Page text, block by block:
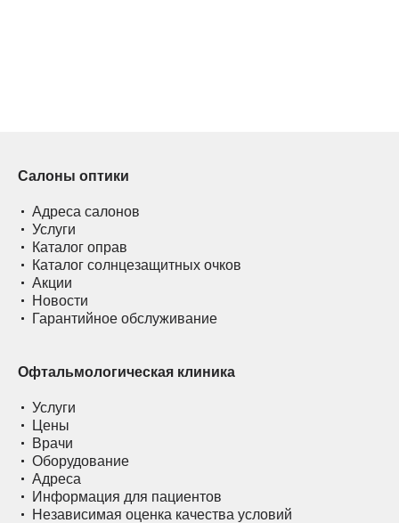
Салоны оптики
Адреса салонов
Услуги
Каталог оправ
Каталог солнцезащитных очков
Акции
Новости
Гарантийное обслуживание
Офтальмологическая клиника
Услуги
Цены
Врачи
Оборудование
Адреса
Информация для пациентов
Независимая оценка качества условий